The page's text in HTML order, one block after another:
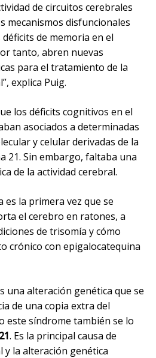
de circuitos cerebrales
mecanismos disfuncionales
de memoria en el
tanto, abren nuevas
para el tratamiento de la
explica Puig.
los déficits cognitivos en el
asociados a determinadas
y celular derivadas de la
21. Sin embargo, faltaba una
de la actividad cerebral.
es la primera vez que se
el cerebro en ratones, a
de trisomía y cómo
crónico con epigalocatequina
una alteración genética que se
de una copia extra del
este síndrome también se lo
. Es la principal causa de
y la alteración genética